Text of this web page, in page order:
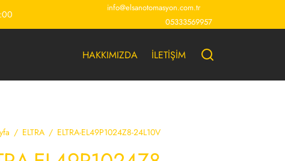
info@elsanotomasyon.com.tr
05333569957
HAKKIMIZDA İLETİŞİM
/ ELTRA / ELTRA-EL49P1024Z8-24L10V